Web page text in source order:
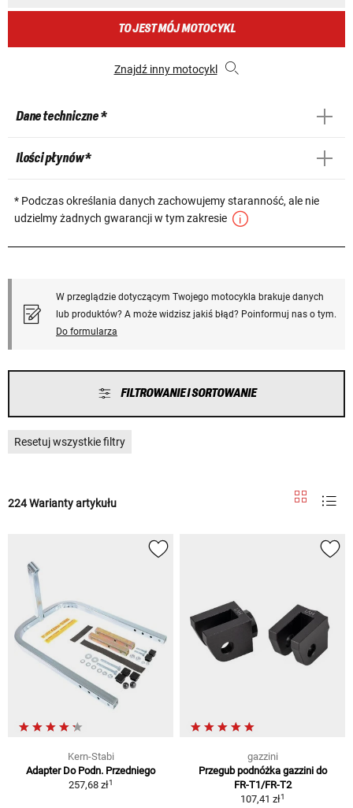
TO JEST MÓJ MOTOCYKL
Znajdź inny motocykl
Dane techniczne *
Ilości płynów *
* Podczas określania danych zachowujemy staranność, ale nie
udzielmy żadnych gwarancji w tym zakresie
W przeglądzie dotyczącym Twojego motocykla brakuje danych
lub produktów? A może widzisz jakiś błąd? Poinformuj nas o tym.
Do formularza
FILTROWANIE I SORTOWANIE
Resetuj wszystkie filtry
224 Warianty artykułu
Kern-Stabi
Adapter Do Podn. Przedniego
257,68 zł1
gazzini
Przegub podnóżka gazzini do
FR-T1/FR-T2
107,41 zł1